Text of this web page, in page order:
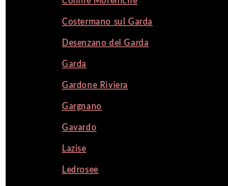
Costermano sul Garda
Desenzano del Garda
Garda
Gardone Riviera
Gargnano
Gavardo
Lazise
Ledrosee